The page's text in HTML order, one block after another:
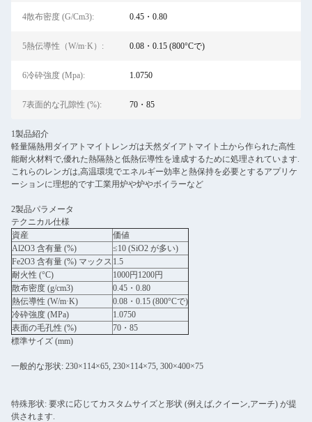
4散布密度 (G/Cm3): 0.45・0.80
5熱伝導性（W/m·K）: 0.08・0.15 (800°Cで)
6冷砕強度 (Mpa): 1.0750
7表面的な孔隙性 (%): 70・85
1製品紹介
軽量隔熱用ダイアトマイトレンガは天然ダイアトマイト土から作られた高性
能耐火材料で,優れた熱隔熱と低熱伝導性を達成するために処理されています.
これらのレンガは,高温環境でエネルギー効率と熱保持を必要とするアプリケ
ーションに理想的です工業用炉や炉やボイラーなど
2製品パラメータ
テクニカル仕様
資産
価値
Al2O3 含有量 (%)
≤10 (SiO2 が多い)
Fe2O3 含有量 (%) マックス 1.5
耐火性 (°C)
1000円1200円
散布密度 (g/cm3)
0.45・0.80
熱伝導性 (W/m·K)
0.08・0.15 (800°Cで)
冷砕強度 (MPa)
1.0750
表面の毛孔性 (%)
70・85
標準サイズ (mm)
一般的な形状: 230×114×65, 230×114×75, 300×400×75
特殊形状: 要求に応じてカスタムサイズと形状 (例えば,クイーン,アーチ) が提
供されます.